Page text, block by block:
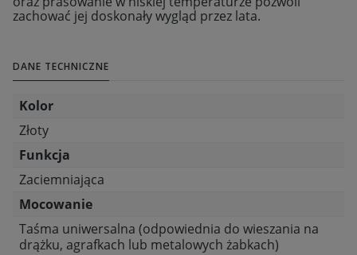
zachować jej doskonały wygląd przez lata.
DANE TECHNICZNE
Kolor
Złoty
Funkcja
Zaciemniająca
Mocowanie
Taśma uniwersalna (odpowiednia do wieszania na
drążku, agrafkach lub metalowych żabkach)